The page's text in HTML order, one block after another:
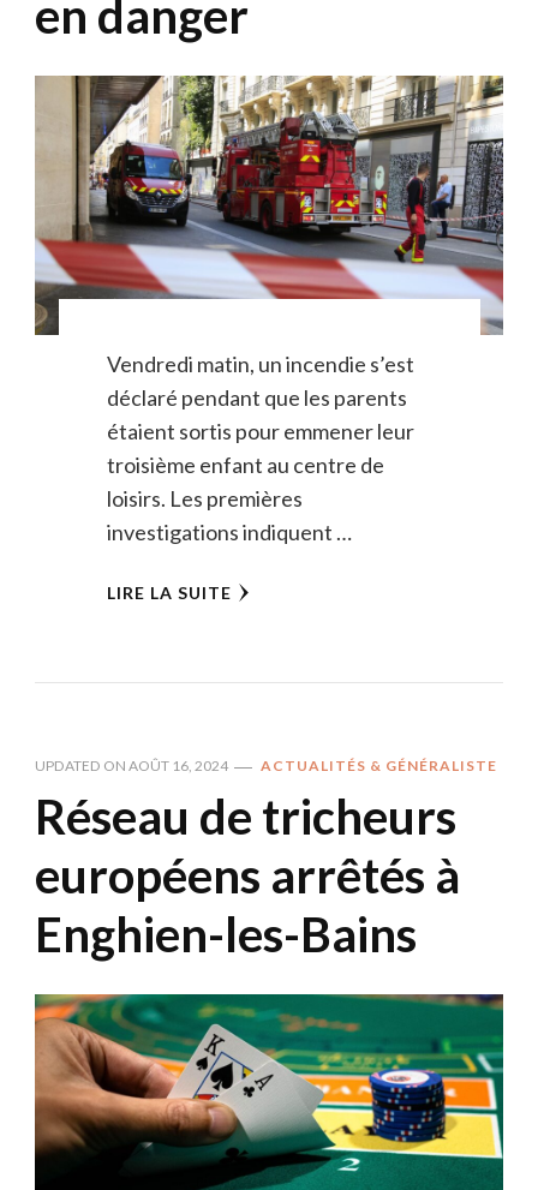
en danger
Vendredi matin, un incendie s’est
déclaré pendant que les parents
étaient sortis pour emmener leur
troisième enfant au centre de
loisirs. Les premières
investigations indiquent …
LIRE LA SUITE
UPDATED ON AOÛT 16, 2024 ACTUALITÉS & GÉNÉRALISTE
Réseau de tricheurs
européens arrêtés à
Enghien-les-Bains